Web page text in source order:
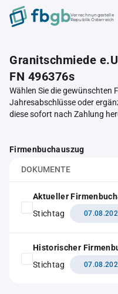
Verrechnungsstelle
Republik Österreich
Granitschmiede
FN 496376s
Wählen Sie die gewünschten
Jahresabschlüsse oder
diese sofort nach Zahlung
Firmenbuchauszug
DOKUMENTE
Aktueller
Stichtag
Historischer
Stichtag